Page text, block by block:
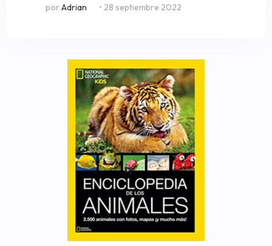
por Adrian • 28 septiembre 2022